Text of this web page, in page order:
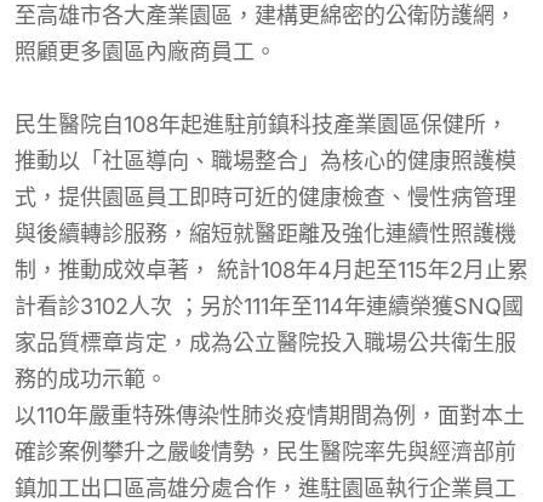
至高雄市各大產業園區，建構更綿密的公衛防護網，
照顧更多園區內廠商員工。
民生醫院自108年起進駐前鎮科技產業園區保健所，
推動以「社區導向、職場整合」為核心的健康照護模
式，提供園區員工即時可近的健康檢查、慢性病管理
與後續轉診服務，縮短就醫距離及強化連續性照護機
制，推動成效卓著， 統計108年4月起至115年2月止累
計看診3102人次 ；另於111年至114年連續榮獲SNQ國
家品質標章肯定，成為公立醫院投入職場公共衛生服
務的成功示範。
以110年嚴重特殊傳染性肺炎疫情期間為例，面對本土
確診案例攀升之嚴峻情勢，民生醫院率先與經濟部前
鎮加工出口區高雄分處合作，進駐園區執行企業員工